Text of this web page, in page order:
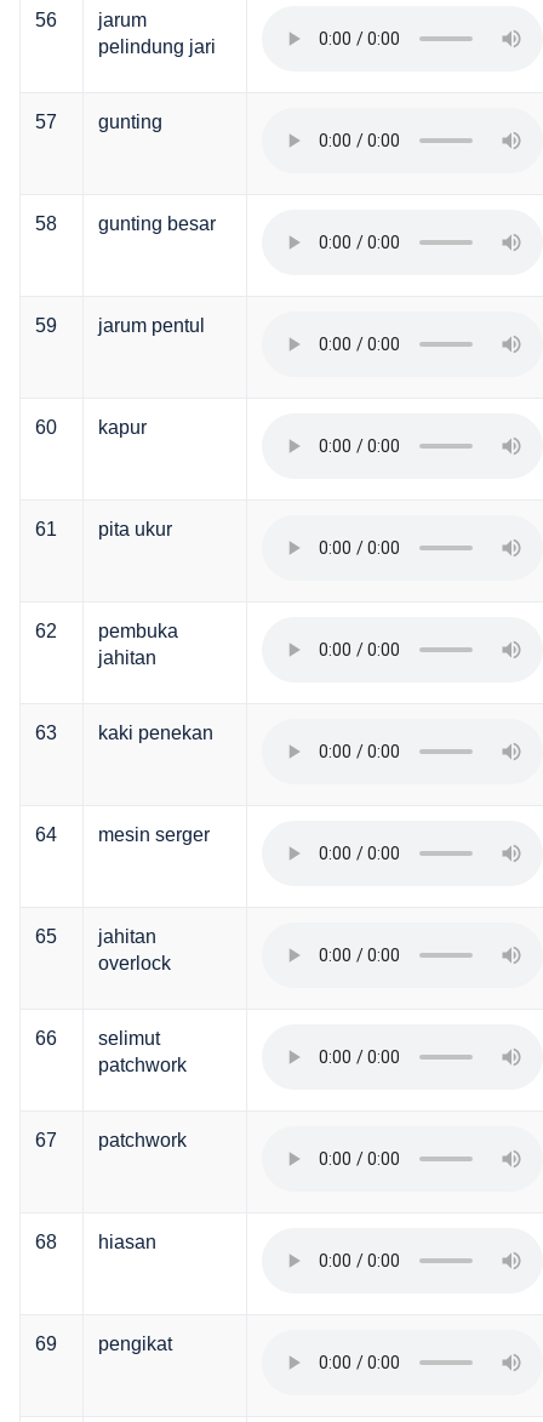
56
jarum
pelindung jari
57 gunting
58 gunting besar
59 jarum pentul
60 kapur
61 pita ukur
62
pembuka
jahitan
63 kaki penekan
64 mesin serger
65
jahitan
overlock
66
selimut
patchwork
67 patchwork
68 hiasan
69 pengikat